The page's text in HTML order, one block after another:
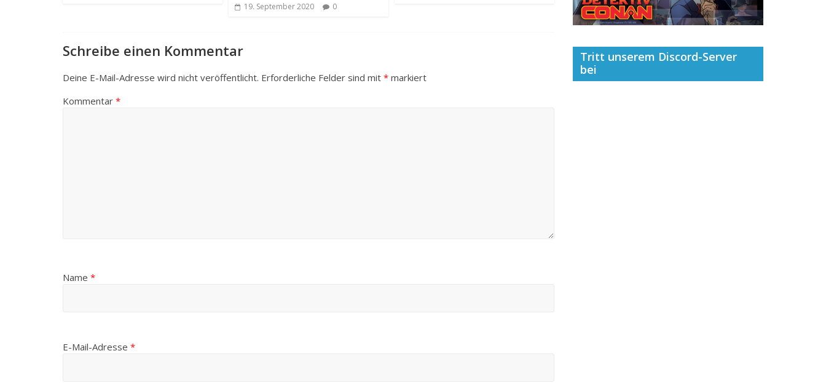
19. September 2020 0
Schreibe einen Kommentar
Deine E-Mail-Adresse wird nicht veröffentlicht. Erforderliche Felder sind mit * markiert
Kommentar *
Name *
E-Mail-Adresse *
Tritt unserem Discord-Server
bei